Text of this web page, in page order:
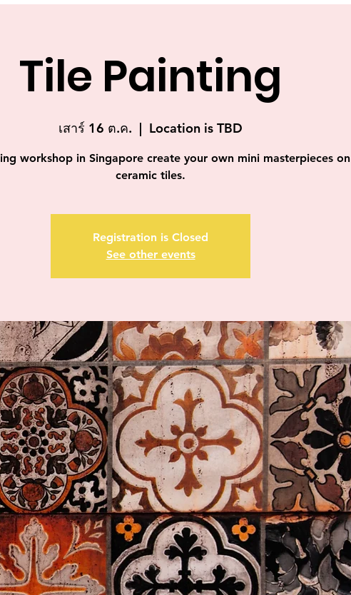
Tile Painting
เสาร์ 16 ต.ค.
  |
Location is TBD
workshop in Singapore create your own mini masterpieces on
ceramic tiles.
Registration is Closed
See other events